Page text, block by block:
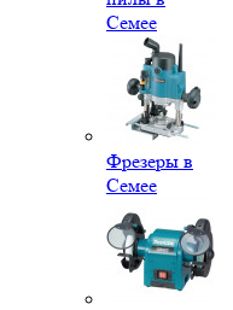
Семее
Фрезеры в
Семее